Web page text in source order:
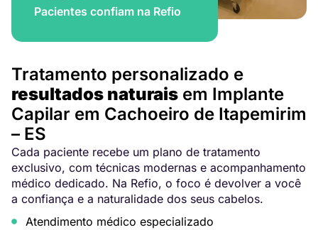
Pacientes confiam na Refio
Tratamento personalizado e
resultados naturais em Implante
Capilar em Cachoeiro de Itapemirim
– ES
Cada paciente recebe um plano de tratamento
exclusivo, com técnicas modernas e acompanhamento
médico dedicado. Na Refio, o foco é devolver a você
a confiança e a naturalidade dos seus cabelos.
Atendimento médico especializado